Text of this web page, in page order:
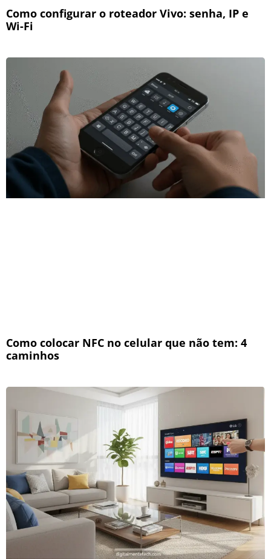
Como configurar o roteador Vivo: senha, IP e
Wi-Fi
Como colocar NFC no celular que não tem: 4
caminhos